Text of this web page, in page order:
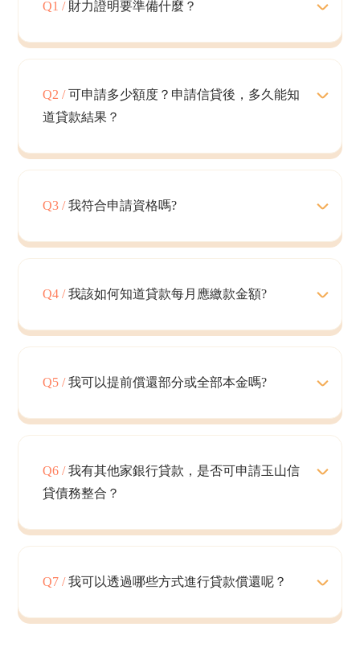
Q1 / 財力證明要準備什麼？
Q2 /可申請多少額度？申請信貸後，多久能知
道貸款結果？
Q3 /我符合申請資格嗎?
Q4 /我該如何知道貸款每月應繳款金額?
Q5 /我可以提前償還部分或全部本金嗎?
Q6 /我有其他家銀行貸款，是否可申請玉山信
貸債務整合？
Q7 /我可以透過哪些方式進行貸款償還呢？